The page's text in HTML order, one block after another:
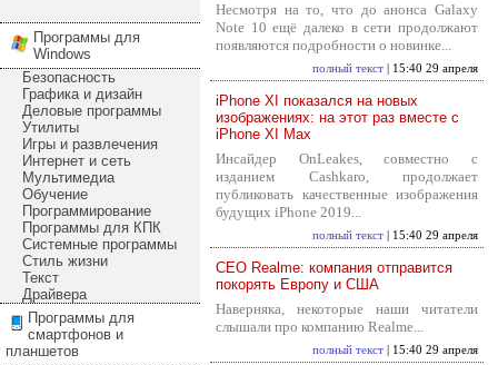
Программы для
Windows
Безопасность
Графика и дизайн
Деловые программы
Утилиты
Игры и развлечения
Интернет и сеть
Мультимедиа
Обучение
Программирование
Программы для КПК
Системные программы
Стиль жизни
Текст
Драйвера
Программы для
смартфонов и
планшетов
Несмотря на то, что до анонса Galaxy
Note 10 ещё далеко в сети продолжают
появляются подробности о новинке...
полный текст | 15:40 29 апреля
iPhone XI показался на новых
изображениях: на этот раз вместе с
iPhone XI Max
Инсайдер OnLeakes, совместно с
изданием Cashkaro, продолжает
публиковать качественные изображения
будущих iPhone 2019...
полный текст | 15:40 29 апреля
CEO Realme: компания отправится
покорять Европу и США
Наверняка, некоторые наши читатели
слышали про компанию Realme...
полный текст | 15:40 29 апреля